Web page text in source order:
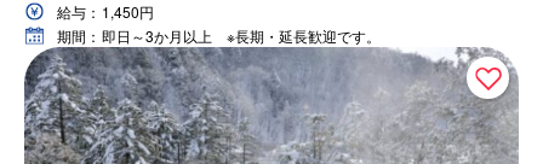
給与： 1,450円
期間： 即日～3か月以上 ※長期・延長歓迎です。